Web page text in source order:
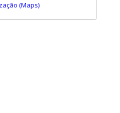
(Maps)